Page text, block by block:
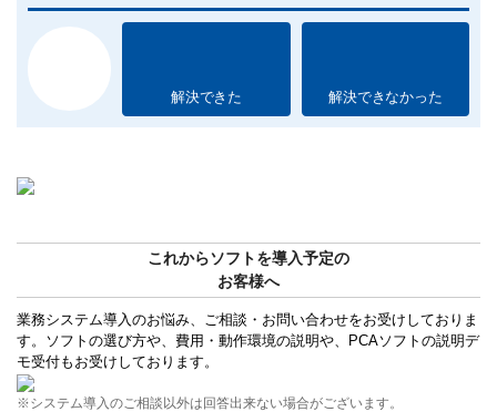
解決できた 解決できなかった
これからソフトを導入予定の
お客様へ
業務システム導入のお悩み、ご相談・お問い合わせをお受けしておりま
す。ソフトの選び方や、費用・動作環境の説明や、PCAソフトの説明デ
モ受付もお受けしております。
※システム導入のご相談以外は回答出来ない場合がございます。